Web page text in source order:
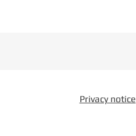
Privacy notice